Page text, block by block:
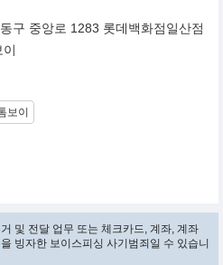
구 중앙로 1283 롯데백화점일산점
보이
및 전달 업무 또는 체크카드, 계좌, 계좌
빙자한 보이스피싱 사기범죄일 수 있습니